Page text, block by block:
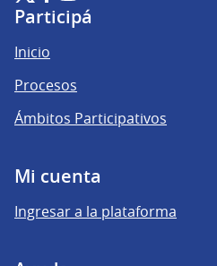
(Enlace externo)
(Enlace externo)
(Enlace externo)
Participá
Inicio
Procesos
Ámbitos Participativos
Mi cuenta
Ingresar a la plataforma